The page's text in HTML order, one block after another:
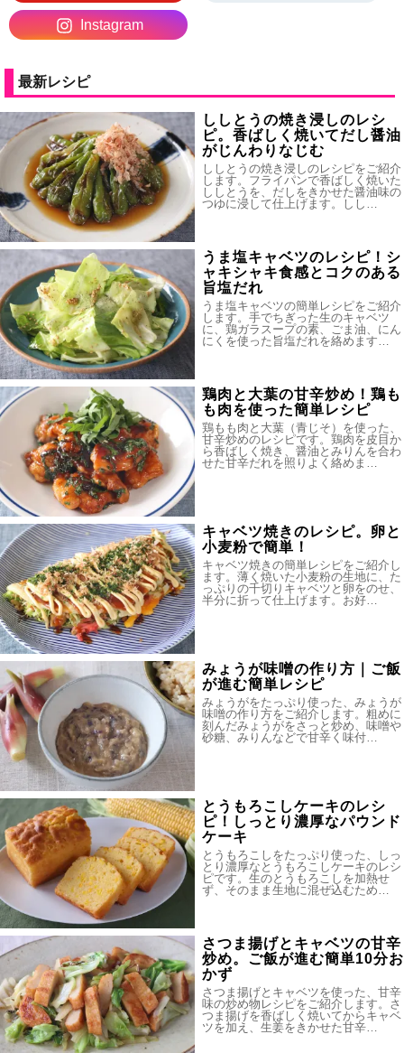
Instagram
最新レシピ
ししとうの焼き浸しのレシ
ピ。香ばしく焼いてだし醤油
がじんわりなじむ
ししとうの焼き浸しのレシピをご紹介
します。フライパンで香ばしく焼いた
ししとうを、だしをきかせた醤油味の
つゆに浸して仕上げます。しし…
うま塩キャベツのレシピ！シ
ャキシャキ食感とコクのある
旨塩だれ
うま塩キャベツの簡単レシピをご紹介
します。手でちぎった生のキャベツ
に、鶏ガラスープの素、ごま油、にん
にくを使った旨塩だれを絡めます…
鶏肉と大葉の甘辛炒め！鶏も
も肉を使った簡単レシピ
鶏もも肉と大葉（青じそ）を使った、
甘辛炒めのレシピです。鶏肉を皮目か
ら香ばしく焼き、醤油とみりんを合わ
せた甘辛だれを照りよく絡めま…
キャベツ焼きのレシピ。卵と
小麦粉で簡単！
キャベツ焼きの簡単レシピをご紹介し
ます。薄く焼いた小麦粉の生地に、た
っぷりの千切りキャベツと卵をのせ、
半分に折って仕上げます。お好…
みょうが味噌の作り方｜ご飯
が進む簡単レシピ
みょうがをたっぷり使った、みょうが
味噌の作り方をご紹介します。粗めに
刻んだみょうがをさっと炒め、味噌や
砂糖、みりんなどで甘辛く味付…
とうもろこしケーキのレシ
ピ！しっとり濃厚なパウンド
ケーキ
とうもろこしをたっぷり使った、しっ
とり濃厚なとうもろこしケーキのレシ
ピです。生のとうもろこしを加熱せ
ず、そのまま生地に混ぜ込むため…
さつま揚げとキャベツの甘辛
炒め。ご飯が進む簡単10分お
かず
さつま揚げとキャベツを使った、甘辛
味の炒め物レシピをご紹介します。さ
つま揚げを香ばしく焼いてからキャベ
ツを加え、生姜をきかせた甘辛…